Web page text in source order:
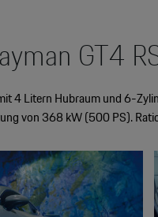
GT4
4 Litern Hubraum und 6-
von 368 kW (500 PS).